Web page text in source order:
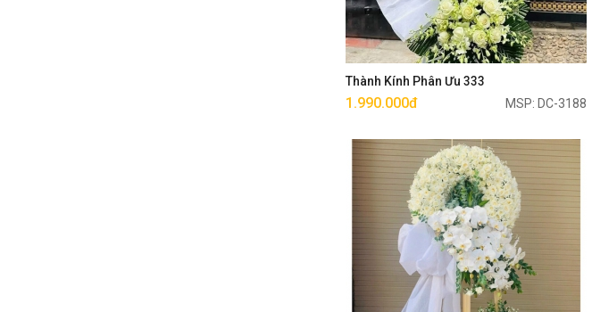
Thành Kính Phân Ưu 333
1.990.000đ MSP: DC-3188
Mua ngay